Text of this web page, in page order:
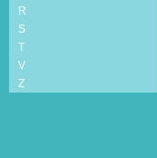
R
S
T
V
Z